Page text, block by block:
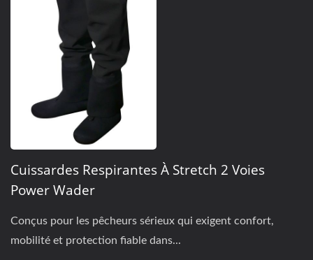
Cuissardes Respirantes À Stretch 2 Voies
Power Wader
Conçus pour les pêcheurs sérieux qui exigent confort,
mobilité et protection fiable dans...